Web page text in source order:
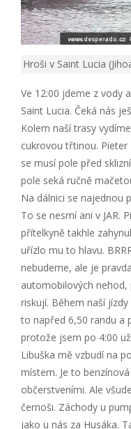
Hroši v Saint Lucia
Ve 12:00 jdeme z vody
Saint Lucia. Čeká nás
Kolem naší trasy
cukrovou třtinou.
se musí pole před
pole seká ručně
Na dálnici se najednou
To se nesmí ani v JAR.
přítelkyně takhle
uřízlo mu to hlavu.
nebudeme, ale je
automobilových
riskují. Během naší
to napřed 6,50 randu a
protože jsem po 4:00
Libuška mě vzbudí na
místem. Je to
občerstveními. Ale
černoši. Záchody u
jako u nás za Husáka.